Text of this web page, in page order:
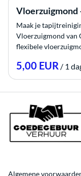
Vloerzuigmond
Maak je
Vloerzuigmond van
flexibele
/
Algemene